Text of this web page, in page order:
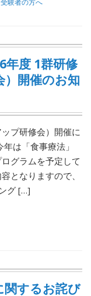
受験者の方へ
年度 1群研修
）開催のお知
プ研修会）開催に
は「食事療法」
グラムを予定して
となりますので、
グ […]
関するお詫び